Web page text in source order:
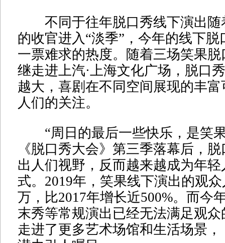
不同于往年脱口秀线下演出随
的收官进入“淡季”，今年的线下
一票难求的热度。随着三场笑果
继走进上汽·上海文化广场，脱口
越大，喜剧在不同空间展现的丰
人们的关注。
“周日的最后一些快乐，是笑
《脱口秀大会》第三季落幕后，
出人们视野，反而越来越成为年
式。2019年，笑果线下演出的观
万，比2017年增长近500%。而今
末秀等常规演出已经无法满足观
走进了更多艺术场馆和生活场景，